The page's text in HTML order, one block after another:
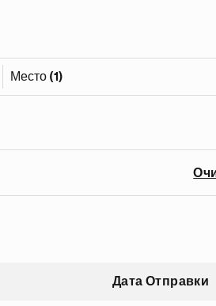
Место (1)
Дата Отправки